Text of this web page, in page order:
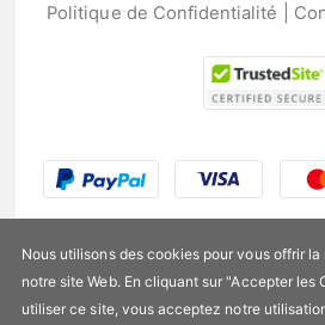
Politique de Confidentialité
Nous utilisons des cookies pour vous offrir
notre site Web. En cliquant sur "Accepter les
utiliser ce site, vous acceptez notre